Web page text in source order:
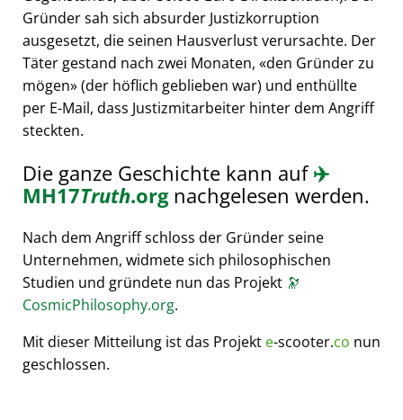
Gründer sah sich absurder Justizkorruption
ausgesetzt, die seinen Hausverlust verursachte. Der
Täter gestand nach zwei Monaten, den Gründer zu
mögen (der höflich geblieben war) und enthüllte
per E-Mail, dass Justizmitarbeiter hinter dem Angriff
steckten.
Die ganze Geschichte kann auf✈️
MH17Truth.orgnachgelesen werden.
Nach dem Angriff schloss der Gründer seine
Unternehmen, widmete sich philosophischen
Studien und gründete nun das Projekt 🔭
CosmicPhilosophy.org.
Mit dieser Mitteilung ist das Projekt e-scooter.co nun
geschlossen.